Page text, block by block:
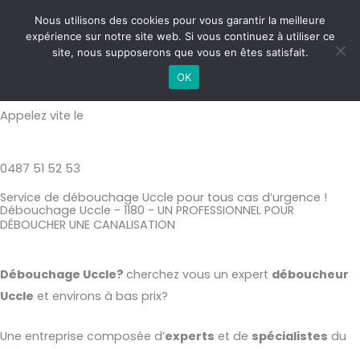
Appelez vite le
0487 51 52 53
Service de débouchage Uccle pour tous cas d’urgence !
Débouchage Uccle - 1180 - UN PROFESSIONNEL POUR
DÉBOUCHER UNE CANALISATION
Débouchage Uccle? cherchez vous un expert déboucheur
Uccle et environs à bas prix?
Une entreprise composée d’experts et de spécialistes du
Nous utilisons des cookies pour vous garantir la meilleure
expérience sur notre site web. Si vous continuez à utiliser ce
site, nous supposerons que vous en êtes satisfait.
OK